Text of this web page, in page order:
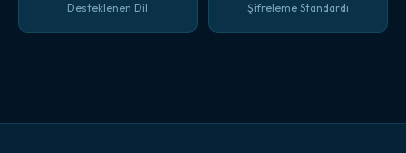
Desteklenen Dil Şifreleme Standardı